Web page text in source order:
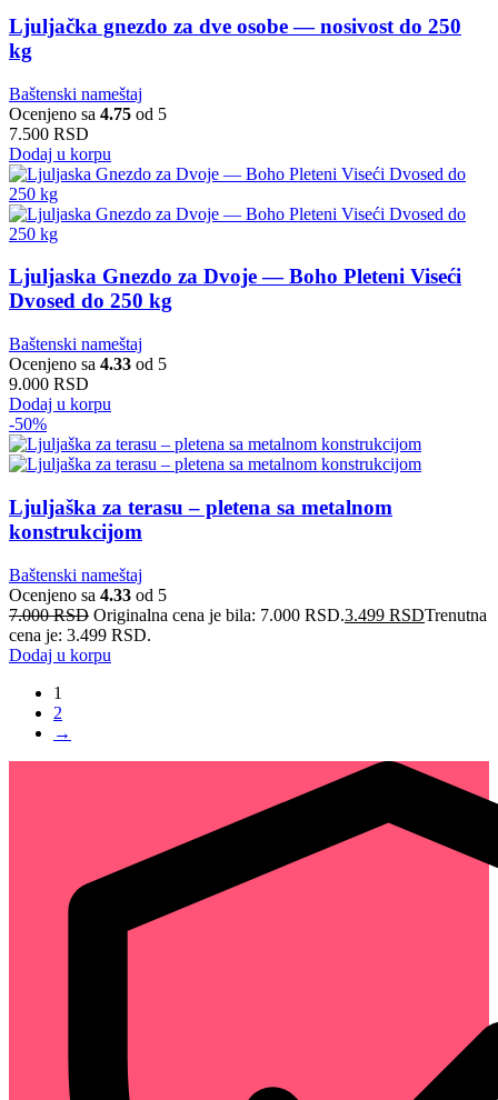
Ljuljačka gnezdo za dve osobe — nosivost do 250
kg
Baštenski nameštaj
Ocenjeno sa 4.75 od 5
7.500 RSD
Dodaj u korpu
Ljuljaska Gnezdo za Dvoje — Boho Pleteni Viseći
Dvosed do 250 kg
Baštenski nameštaj
Ocenjeno sa 4.33 od 5
9.000 RSD
Dodaj u korpu
-50%
Ljuljaška za terasu – pletena sa metalnom
konstrukcijom
Baštenski nameštaj
Ocenjeno sa 4.33 od 5
7.000RSD Originalna cena je bila: 7.000 RSD.3.499 RSDTrenutna
cena je: 3.499 RSD.
Dodaj u korpu
1
2
→